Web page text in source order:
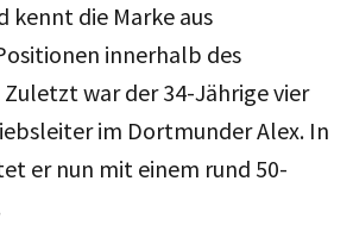
kennt die Marke aus
innerhalb des
war der 34-Jährige vier
im Dortmunder Alex. In
er nun mit einem rund 50-